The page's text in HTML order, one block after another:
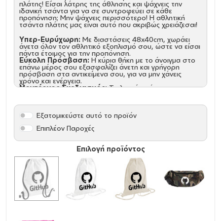
πλάτης! Είσαι λάτρης της άθλησης και ψάχνεις την
ιδανική τσάντα για να σε συντροφεύει σε κάθε
προπόνηση; Μην ψάχνεις περισσότερο! Η αθλητική
τσάντα πλάτης μας είναι αυτό που ακριβώς χρειάζεσαι!
Υπερ-Ευρύχωρη: Με διαστάσεις 48x40cm, χωράει
άνετα όλον τον αθλητικό εξοπλισμό σου, ώστε να είσαι
πάντα έτοιμος για την προπόνηση.
Εύκολη Πρόσβαση: Η κύρια θήκη με το άνοιγμα στο
επάνω μέρος σου εξασφαλίζει άνετη και γρήγορη
πρόσβαση στα αντικείμενα σου, για να μην χάνεις
χρόνο και ενέργεια.
Μοντέρνος Σχεδιασμός:Το λευκό χρώμα της
εμφάνιση.
Μην αφήνεις τον εξοπλισμό σου να περιπλανιέται!
Απόκτησε τώρα την αθλητική τσάντα πλάτης που θα
σου!
Υλικό: 300D Polyester
Κορδόνια: ΝΑΙ (Χονδρά κορδόνια)
Διάσταση: 40 x 48cm
Πλαϊνό τσεπάκι ασφαλείας με φερμουάρ
Χωρητικότητα: 15 Λίτρα
Επιλογή προϊόντος
Εξατομικεύστε αυτό το προϊόν
Επιπλέον Παροχές